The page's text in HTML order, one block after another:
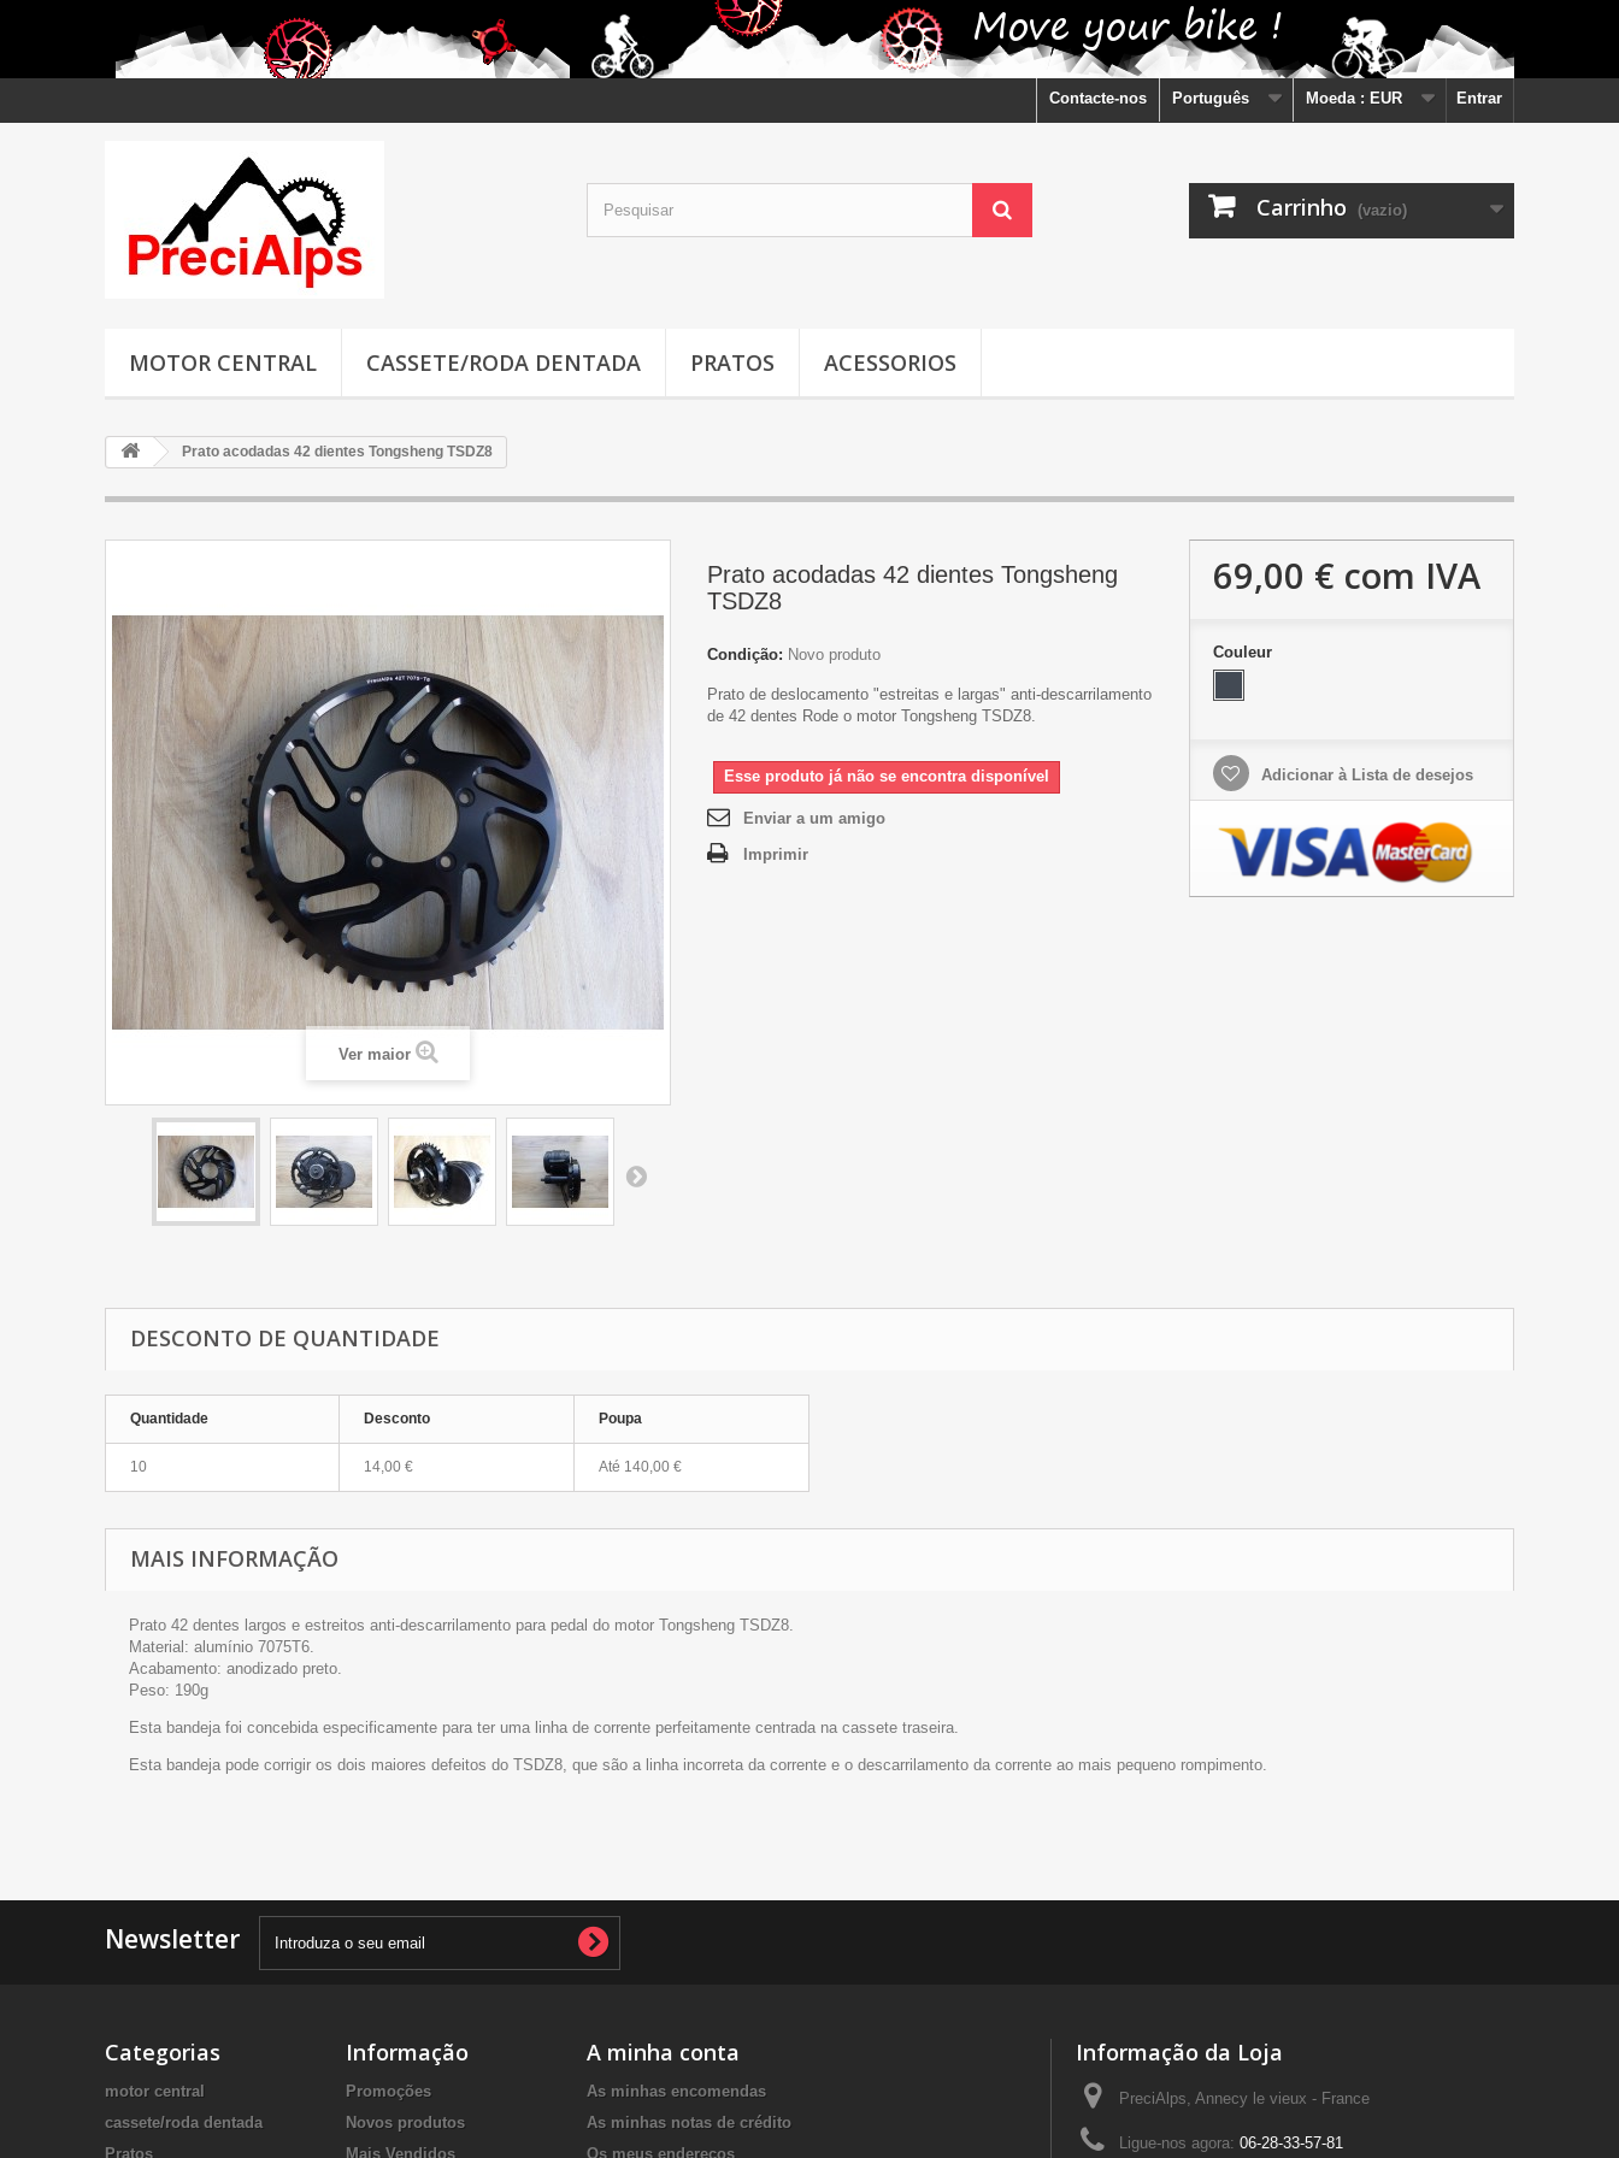
Entrar
Moeda : EUR
Português
Contacte-nos
Carrinho (vazio)
MOTOR CENTRAL CASSETE/RODA DENTADA PRATOS ACESSORIOS
Prato acodadas 42 dientes Tongsheng TSDZ8
Ver maior
Prato acodadas 42 dientes Tongsheng
TSDZ8
Condição: Novo produto
Prato de deslocamento "estreitas e largas" anti-descarrilamento
de 42 dentes Rode o motor Tongsheng TSDZ8.
Esse produto já não se encontra disponível
Enviar a um amigo
Imprimir
69,00 € com IVA
Couleur
Adicionar à Lista de desejos
DESCONTO DE QUANTIDADE
Quantidade Desconto Poupa
10 14,00 € Até 140,00 €
MAIS INFORMAÇÃO
Prato 42 dentes largos e estreitos anti-descarrilamento para pedal do motor Tongsheng TSDZ8.
Material: alumínio 7075T6.
Acabamento: anodizado preto.
Peso: 190g
Esta bandeja foi concebida especificamente para ter uma linha de corrente perfeitamente centrada na cassete traseira.
Esta bandeja pode corrigir os dois maiores defeitos do TSDZ8, que são a linha incorreta da corrente e o descarrilamento da corrente ao mais pequeno rompimento.
Newsletter
Categorias
motor central
cassete/roda dentada
Pratos
Informação
Promoções
Novos produtos
Mais Vendidos
A minha conta
As minhas encomendas
As minhas notas de crédito
Os meus endereços
Informação da Loja
PreciAlps, Annecy le vieux - France
Ligue-nos agora: 06-28-33-57-81